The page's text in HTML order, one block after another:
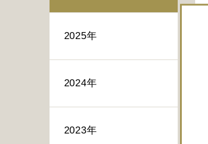
2025年
2024年
2023年